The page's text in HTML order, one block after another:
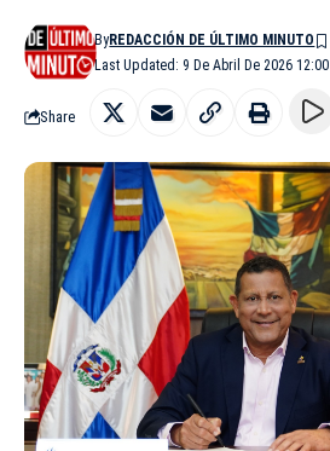
Last Updated: 9 De Abril De 2026 12:00
ByREDACCIÓN DE ÚLTIMO MINUTO
Share